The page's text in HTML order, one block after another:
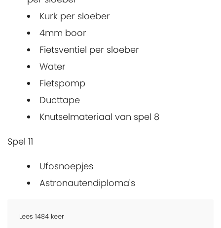
Kurk per sloeber
4mm boor
Fietsventiel per sloeber
Water
Fietspomp
Ducttape
Knutselmateriaal van spel 8
Spel 11
Ufosnoepjes
Astronautendiploma's
Lees 1484 keer